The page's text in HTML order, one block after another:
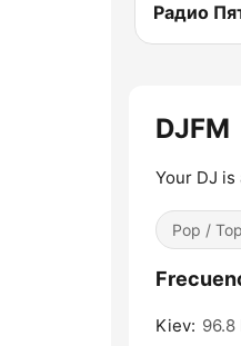
DJFM
Your DJ is
Pop /
Kiev: 96.8